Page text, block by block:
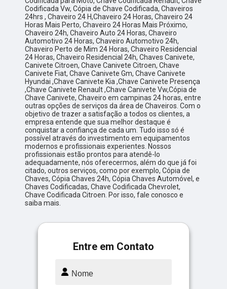
Codificada Vw, Cópia de Chave Codificada, Chaveiros
24hrs , Chaveiro 24 H,Chaveiro 24 Horas, Chaveiro 24
Horas Mais Perto, Chaveiro 24 Horas Mais Próximo,
Chaveiro 24h, Chaveiro Auto 24 Horas, Chaveiro
Automotivo 24 Horas, Chaveiro Automotivo 24h,
Chaveiro Perto de Mim 24 Horas, Chaveiro Residencial
24 Horas, Chaveiro Residencial 24h, Chaves Canivete,
Canivete Citroen, Chave Canivete Citroen, Chave
Canivete Fiat, Chave Canivete Gm, Chave Canivete
Hyundai ,Chave Canivete Kia ,Chave Canivete Presença
,Chave Canivete Renault ,Chave Canivete Vw,Cópia de
Chave Canivete, Chaveiro em campinas 24 horas, entre
outras opções de serviços da área de Chaveiros. Com o
objetivo de trazer a satisfação a todos os clientes, a
empresa entende que sua melhor destaque é
conquistar a confiança de cada um. Tudo isso só é
possível através do investimento em equipamentos
modernos e profissionais experientes. Nossos
profissionais estão prontos para atendê-lo
adequadamente, nós oferecermos, além do que já foi
citado, outros serviços, como por exemplo, Cópia de
Chaves, Cópia Chaves 24h, Cópia Chaves Automóvel, e
Chaves Codificadas, Chave Codificada Chevrolet,
Chave Codificada Citroen. Por isso, fale conosco e
saiba mais.
Entre em Contato